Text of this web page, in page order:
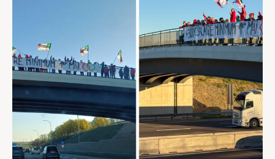
Devenir Membre
Actualités